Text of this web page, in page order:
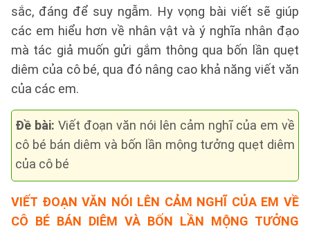
sắc, đáng để suy ngẫm. Hy vọng bài viết sẽ giúp
các em hiểu hơn về nhân vật và ý nghĩa nhân đạo
mà tác giả muốn gửi gắm thông qua bốn lần quẹt
diêm của cô bé, qua đó nâng cao khả năng viết văn
của các em.
Đề bài: Viết đoạn văn nói lên cảm nghĩ của em về
cô bé bán diêm và bốn lần mộng tưởng quẹt diêm
của cô bé
VIẾT ĐOẠN VĂN NÓI LÊN CẢM NGHĨ CỦA EM VỀ
CÔ BÉ BÁN DIÊM VÀ BỐN LẦN MỘNG TƯỞNG